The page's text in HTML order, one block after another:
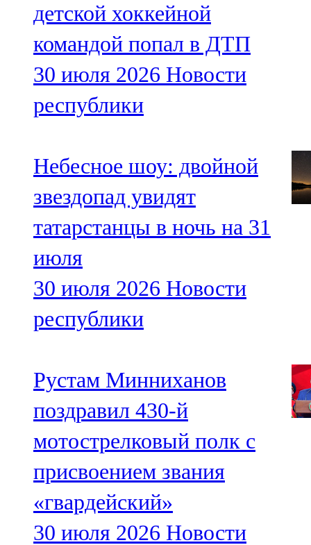
детской хоккейной
командой попал в ДТП
30 июля 2026 Новости
республики
Небесное шоу: двойной
звездопад увидят
татарстанцы в ночь на 31
июля
30 июля 2026 Новости
республики
Рустам Минниханов
поздравил 430-й
мотострелковый полк с
присвоением звания
«гвардейский»
30 июля 2026 Новости